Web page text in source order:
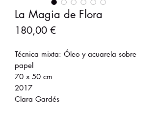
La Magia de Flora
180,00 €Precio
Técnica mixta: Óleo y acuarela sobre
papel
70 x 50 cm
2017
Clara Gardés